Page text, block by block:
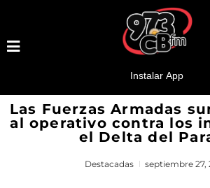
Las Fuerzas Armadas
al operativo contra los
el Delta del
Destacadas septiembre 27,